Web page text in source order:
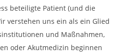
beteiligte Patient (und die
verstehen uns ein als ein Glied
und Maßnahmen,
oder Akutmedizin beginnen